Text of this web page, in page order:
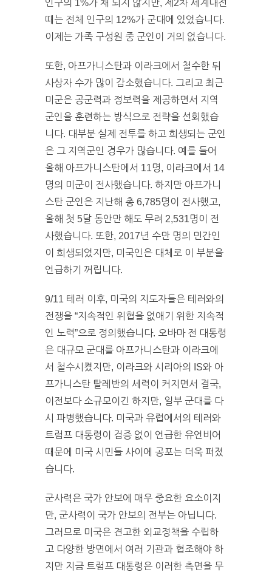
인구의 1%가 채 되지 않지만, 제2차 세계대전
때는 전체 인구의 12%가 군대에 있었습니다.
이제는 가족 구성원 중 군인이 거의 없습니다.
또한, 아프가니스탄과 이라크에서 철수한 뒤
사상자 수가 많이 감소했습니다. 그리고 최근
미군은 공군력과 정보력을 제공하면서 지역
군인을 훈련하는 방식으로 전략을 선회했습
니다. 대부분 실제 전투를 하고 희생되는 군인
은 그 지역군인 경우가 많습니다. 예를 들어
올해 아프가니스탄에서 11명, 이라크에서 14
명의 미군이 전사했습니다. 하지만 아프가니
스탄 군인은 지난해 총 6,785명이 전사했고,
올해 첫 5달 동안만 해도 무려 2,531명이 전
사했습니다. 또한, 2017년 수만 명의 민간인
이 희생되었지만, 미국인은 대체로 이 부분을
언급하기 꺼립니다.
9/11 테러 이후, 미국의 지도자들은 테러와의
전쟁을 “지속적인 위협을 없애기 위한 지속적
인 노력”으로 정의했습니다. 오바마 전 대통령
은 대규모 군대를 아프가니스탄과 이라크에
서 철수시켰지만, 이라크와 시리아의 IS와 아
프가니스탄 탈레반의 세력이 커지면서 결국,
이전보다 소규모이긴 하지만, 일부 군대를 다
시 파병했습니다. 미국과 유럽에서의 테러와
트럼프 대통령이 검증 없이 언급한 유언비어
때문에 미국 시민들 사이에 공포는 더욱 퍼졌
습니다.
군사력은 국가 안보에 매우 중요한 요소이지
만, 군사력이 국가 안보의 전부는 아닙니다.
그러므로 미국은 견고한 외교정책을 수립하
고 다양한 방면에서 여러 기관과 협조해야 하
지만 지금 트럼프 대통령은 이러한 측면을 무